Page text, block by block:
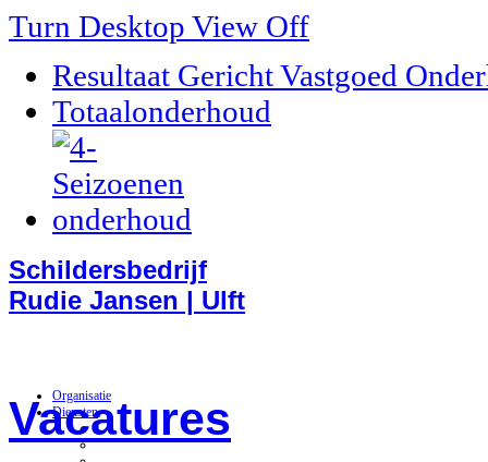
Turn Desktop View Off
Resultaat Gericht Vastgoed
Totaalonderhoud
Schildersbedrijf
Rudie Jansen | Ulft
Organisatie
Diensten
Vacatures